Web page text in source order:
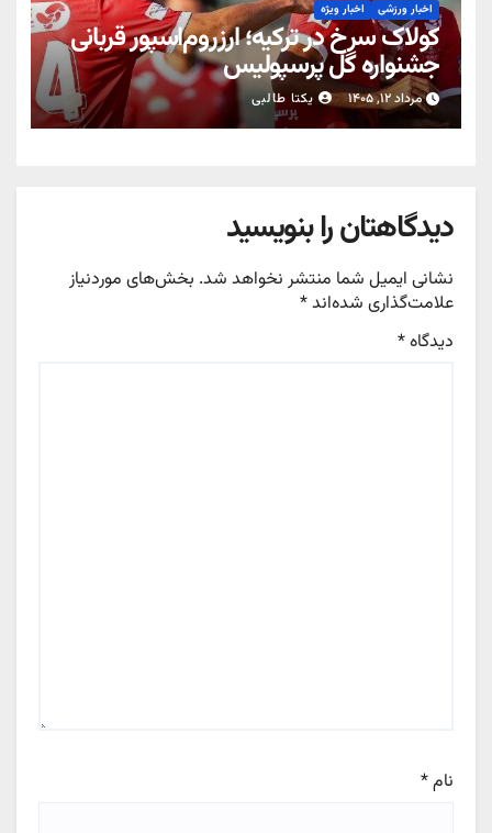
اخبار ورزشی اخبار ویژه
کولاک سرخ در ترکیه؛ ارزروم‌اسپور قربانی
جشنواره گل پرسپولیس
مرداد ۱۲, ۱۴۰۵ یکتا طالبی
دیدگاهتان را بنویسید
نشانی ایمیل شما منتشر نخواهد شد. بخش‌های موردنیاز
علامت‌گذاری شده‌اند*
دیدگاه*
نام*